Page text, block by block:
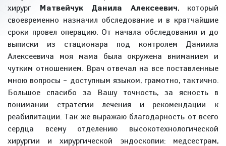
хирург
Матвейчук Данила Алексеевич, который
своевременно назначил обследование и в кратчайшие
сроки провел операцию. От начала обследования и до
выписки из стационара под контролем Даниила
Алексеевича моя мама была окружена вниманием и
чутким отношением. Врач отвечал на все поставленные
мною вопросы – доступным языком, грамотно, тактично.
Большое спасибо за Вашу точность, за ясность в
понимании стратегии лечения и рекомендации к
реабилитации. Так же выражаю благодарность от всего
сердца всему отделению высокотехнологической
хирургии и хирургической эндоскопии: медсестрам,